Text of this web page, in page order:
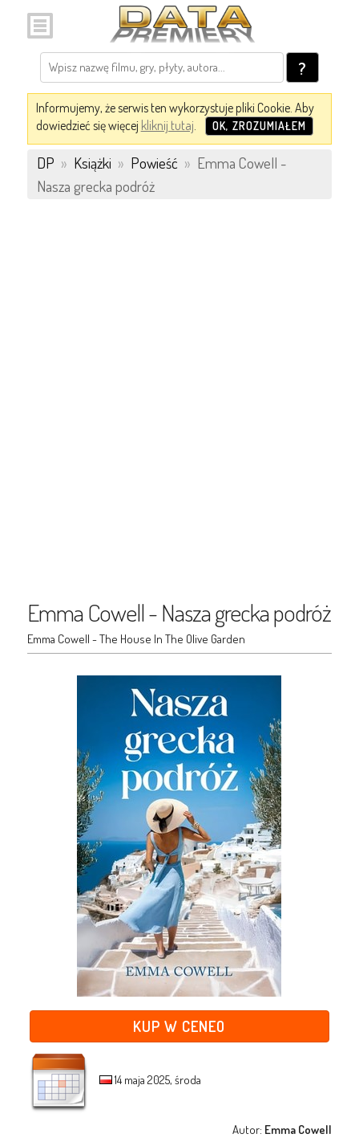
?
Informujemy, że serwis ten wykorzystuje pliki Cookie. Aby
dowiedzieć się więcej kliknij tutaj. OK, ZROZUMIAŁEM
DP » Książki » Powieść » Emma Cowell -
Nasza grecka podróż
Emma Cowell - Nasza grecka podróż
Emma Cowell - The House In The Olive Garden
KUP W CENEO
14 maja 2025, środa
Autor: Emma Cowell